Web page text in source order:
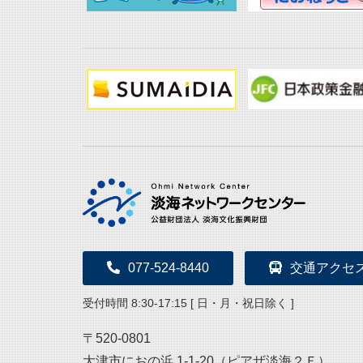
077-524-8440 交通アクセ
受付時間 8:30-17:15 [ 日・月・祝日除く ]
〒520-0801